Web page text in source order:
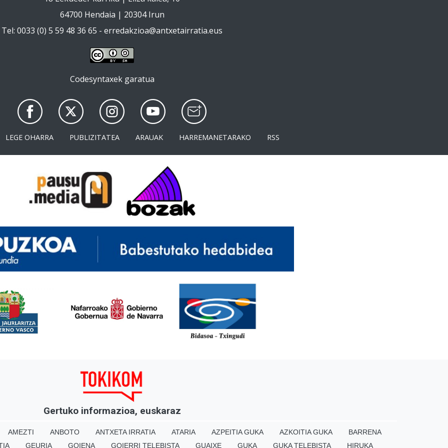
64700 Hendaia | 20304 Irun
Tel: 0033 (0) 5 59 48 36 65 - erredakzioa@antxetairratia.eus
Codesyntaxek garatua
LEGE OHARRA PUBLIZITATEA ARAUAK HARREMANETARAKO RSS
Gertuko informazioa, euskaraz
AMEZTI ANBOTO ANTXETA IRRATIA ATARIA AZPEITIA GUKA AZKOITIA GUKA
BARRENA
GEURIA GOIENA GOIERRI TELEBISTA GUAIXE GUKA GUKA TELEBISTA HIRUKA